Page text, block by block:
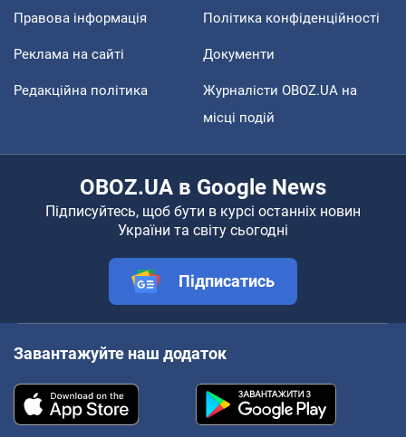
Правова інформація Політика конфіденційності
Реклама на сайті Документи
Редакційна політика
Журналісти OBOZ.UA на
місці подій
OBOZ.UA в Google News
Підписуйтесь, щоб бути в курсі останніх новин
України та світу сьогодні
Підписатись
Завантажуйте наш додаток